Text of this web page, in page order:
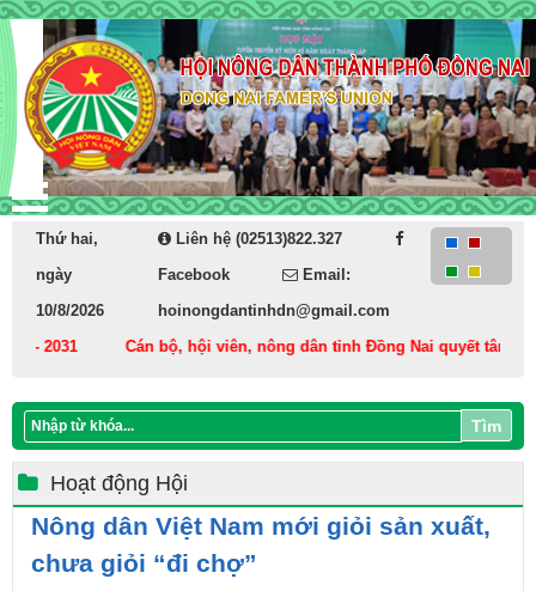
Thứ hai,
ngày
10/8/2026
Liên hệ (02513)822.327
Facebook
Email:
hoinongdantinhdn@gmail.com
Cán bộ, hội viên, nông dân tỉnh Đồng Nai quyết tâm thực
Tìm
Hoạt động Hội
Nông dân Việt Nam mới giỏi sản xuất,
chưa giỏi “đi chợ”